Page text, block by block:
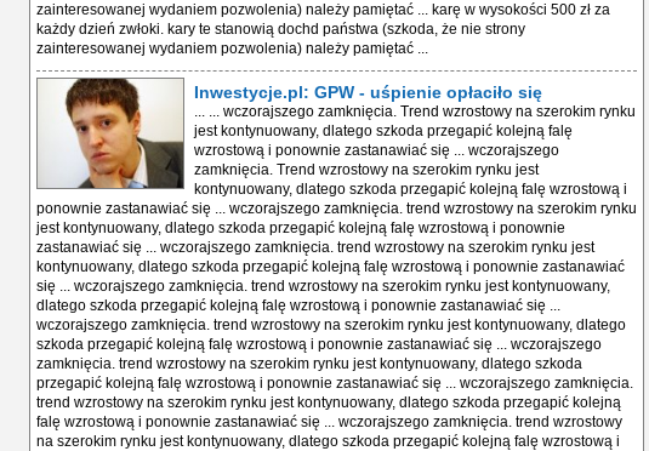
zainteresowanej wydaniem pozwolenia) należy pamiętać ... karę w wysokości 500 zł za
każdy dzień zwłoki. kary te stanowią dochd państwa (szkoda, że nie strony
zainteresowanej wydaniem pozwolenia) należy pamiętać ...
Inwestycje.pl: GPW - uśpienie opłaciło się
... ... wczorajszego zamknięcia. Trend wzrostowy na szerokim rynku
jest kontynuowany, dlatego szkoda przegapić kolejną falę
wzrostową i ponownie zastanawiać się ... wczorajszego
zamknięcia. Trend wzrostowy na szerokim rynku jest
kontynuowany, dlatego szkoda przegapić kolejną falę wzrostową i
ponownie zastanawiać się ... wczorajszego zamknięcia. trend wzrostowy na szerokim rynku
jest kontynuowany, dlatego szkoda przegapić kolejną falę wzrostową i ponownie
zastanawiać się ... wczorajszego zamknięcia. trend wzrostowy na szerokim rynku jest
kontynuowany, dlatego szkoda przegapić kolejną falę wzrostową i ponownie zastanawiać
się ... wczorajszego zamknięcia. trend wzrostowy na szerokim rynku jest kontynuowany,
dlatego szkoda przegapić kolejną falę wzrostową i ponownie zastanawiać się ...
wczorajszego zamknięcia. trend wzrostowy na szerokim rynku jest kontynuowany, dlatego
szkoda przegapić kolejną falę wzrostową i ponownie zastanawiać się ... wczorajszego
zamknięcia. trend wzrostowy na szerokim rynku jest kontynuowany, dlatego szkoda
przegapić kolejną falę wzrostową i ponownie zastanawiać się ... wczorajszego zamknięcia.
trend wzrostowy na szerokim rynku jest kontynuowany, dlatego szkoda przegapić kolejną
falę wzrostową i ponownie zastanawiać się ... wczorajszego zamknięcia. trend wzrostowy
na szerokim rynku jest kontynuowany, dlatego szkoda przegapić kolejną falę wzrostową i